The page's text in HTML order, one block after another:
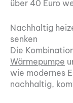
über 40 Euro
Nachhaltig
senken
Die
Wärmepumpe
wie modernes
nachhaltig,